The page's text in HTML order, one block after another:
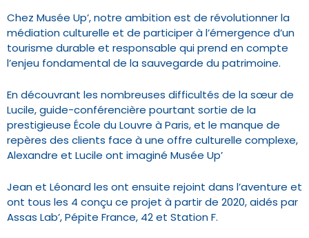
Chez Musée Up’, notre ambition est de révolutionner la
médiation culturelle et de participer à l’émergence d’un
tourisme durable et responsable qui prend en compte
l’enjeu fondamental de la sauvegarde du patrimoine.
En découvrant les nombreuses difficultés de la sœur de
Lucile, guide-conférencière pourtant sortie de la
prestigieuse École du Louvre à Paris, et le manque de
repères des clients face à une offre culturelle complexe,
Alexandre et Lucile ont imaginé Musée Up’
Jean et Léonard les ont ensuite rejoint dans l’aventure et
ont tous les 4 conçu ce projet à partir de 2020, aidés par
Assas Lab’, Pépite France, 42 et Station F.